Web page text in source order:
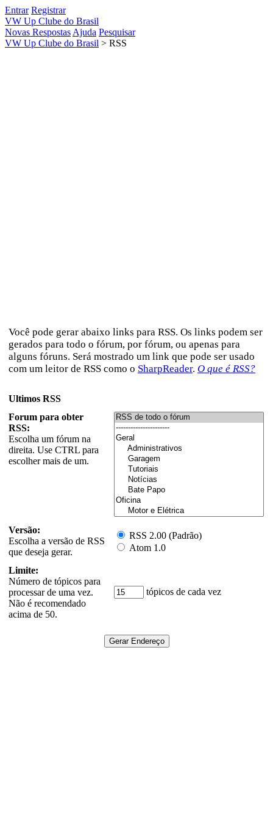
Entrar Registrar
VW Up Clube do Brasil
Novas Respostas Ajuda Pesquisar
VW Up Clube do Brasil > RSS
Você pode gerar abaixo links para RSS. Os links podem ser
gerados para todo o fórum, por fórum, ou apenas para
alguns fóruns. Será mostrado um link que pode ser usado
com um leitor de RSS como o SharpReader. O que é RSS?
Ultimos RSS
Forum para obter
RSS:
Escolha um fórum na
direita. Use CTRL para
escolher mais de um.
Versão:
Escolha a versão de RSS
que deseja gerar.
RSS 2.00 (Padrão)
Atom 1.0
Limite:
Número de tópicos para
processar de uma vez.
Não é recomendado
acima de 50.
tópicos de cada vez